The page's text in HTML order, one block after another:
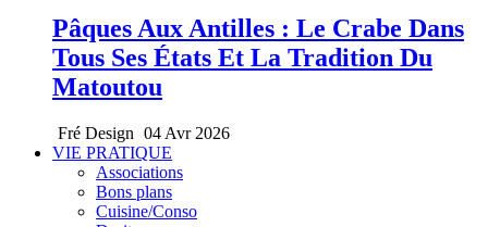
Pâques Aux Antilles : Le Crabe Dans
Tous Ses États Et La Tradition Du
Matoutou
Fré Design 04 Avr 2026
VIE PRATIQUE
Associations
Bons plans
Cuisine/Conso